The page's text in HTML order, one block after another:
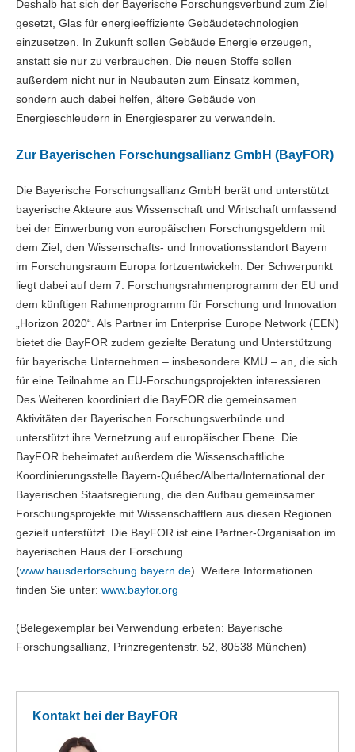
Deshalb hat sich der Bayerische Forschungsverbund zum Ziel
gesetzt, Glas für energieeffiziente Gebäudetechnologien
einzusetzen. In Zukunft sollen Gebäude Energie erzeugen,
anstatt sie nur zu verbrauchen. Die neuen Stoffe sollen
außerdem nicht nur in Neubauten zum Einsatz kommen,
sondern auch dabei helfen, ältere Gebäude von
Energieschleudern in Energiesparer zu verwandeln.
Zur Bayerischen Forschungsallianz GmbH (BayFOR)
Die Bayerische Forschungsallianz GmbH berät und unterstützt
bayerische Akteure aus Wissenschaft und Wirtschaft umfassend
bei der Einwerbung von europäischen Forschungsgeldern mit
dem Ziel, den Wissenschafts- und Innovationsstandort Bayern
im Forschungsraum Europa fortzuentwickeln. Der Schwerpunkt
liegt dabei auf dem 7. Forschungsrahmenprogramm der EU und
dem künftigen Rahmenprogramm für Forschung und Innovation
„Horizon 2020“. Als Partner im Enterprise Europe Network (EEN)
bietet die BayFOR zudem gezielte Beratung und Unterstützung
für bayerische Unternehmen – insbesondere KMU – an, die sich
für eine Teilnahme an EU-Forschungsprojekten interessieren.
Des Weiteren koordiniert die BayFOR die gemeinsamen
Aktivitäten der Bayerischen Forschungsverbünde und
unterstützt ihre Vernetzung auf europäischer Ebene. Die
BayFOR beheimatet außerdem die Wissenschaftliche
Koordinierungsstelle Bayern-Québec/Alberta/International der
Bayerischen Staatsregierung, die den Aufbau gemeinsamer
Forschungsprojekte mit Wissenschaftlern aus diesen Regionen
gezielt unterstützt. Die BayFOR ist eine Partner-Organisation im
bayerischen Haus der Forschung
(www.hausderforschung.bayern.de). Weitere Informationen
finden Sie unter: www.bayfor.org
(Belegexemplar bei Verwendung erbeten: Bayerische
Forschungsallianz, Prinzregentenstr. 52, 80538 München)
Kontakt bei der BayFOR